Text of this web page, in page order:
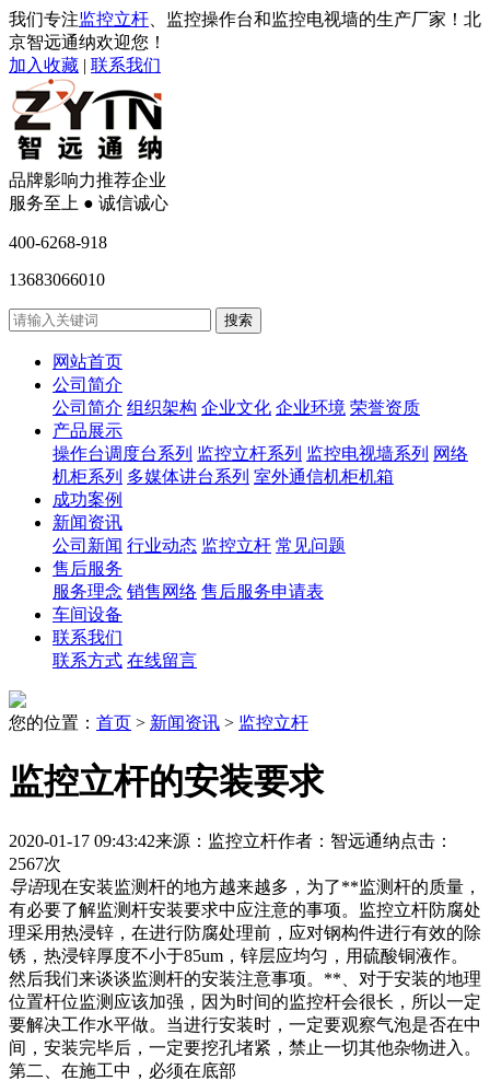
我们专注监控立杆 、监控操作台和监控电视墙的生产厂家！北
京智远通纳欢迎您！
加入收藏 | 联系我们
品牌影响力推荐企业
服务至上 ● 诚信诚心
400-6268-918
13683066010
网站首页
公司简介
公司简介 组织架构 企业文化 企业环境 荣誉资质
产品展示
操作台调度台系列 监控立杆系列 监控电视墙系列 网络
机柜系列 多媒体讲台系列 室外通信机柜机箱
成功案例
新闻资讯
公司新闻 行业动态 监控立杆 常见问题
售后服务
服务理念 销售网络 售后服务申请表
车间设备
联系我们
联系方式 在线留言
您的位置： 首页 > 新闻资讯 > 监控立杆
监控立杆的安装要求
2020-01-17 09:43:42来源：监控立杆作者：智远通纳点击：
2567次
导语现在安装监测杆的地方越来越多，为了**监测杆的质量，
有必要了解监测杆安装要求中应注意的事项。监控立杆防腐处
理采用热浸锌，在进行防腐处理前，应对钢构件进行有效的除
锈，热浸锌厚度不小于85um，锌层应均匀，用硫酸铜液作。
然后我们来谈谈监测杆的安装注意事项。**、对于安装的地理
位置杆位监测应该加强，因为时间的监控杆会很长，所以一定
要解决工作水平做。当进行安装时，一定要观察气泡是否在中
间，安装完毕后，一定要挖孔堵紧，禁止一切其他杂物进入。
第二、在施工中，必须在底部